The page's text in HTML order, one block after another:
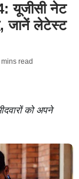
यूजीसी नेट
जानें लेटेस्ट
read
को अपने